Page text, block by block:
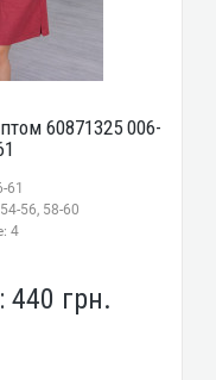
60871325 006-
61
56, 58-60
4
440 грн.